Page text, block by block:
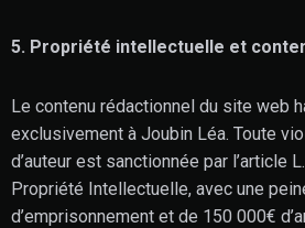
5. Propriété intellectuelle et
Le contenu rédactionnel du site web
exclusivement à Joubin Léa. Toute
d’auteur est sanctionnée par l’article
Propriété Intellectuelle, avec une
d’emprisonnement et de 150 000€